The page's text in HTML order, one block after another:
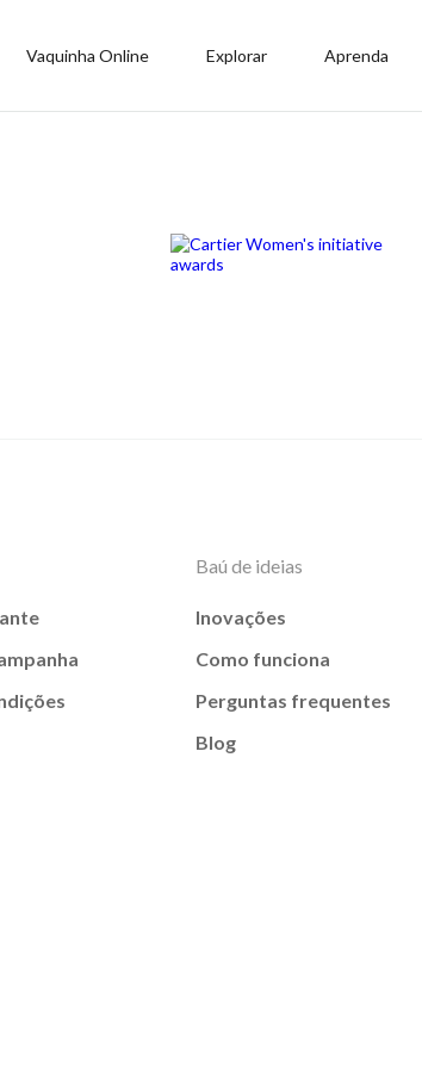
Vaquinha Online Explorar Aprenda
Baú de ideias
Inovações
Como funciona
Perguntas frequentes
Blog